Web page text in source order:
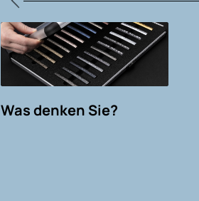
Was denken Sie?